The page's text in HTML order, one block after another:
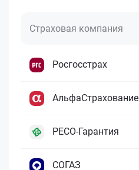
Страховая компания
Росгосстрах
АльфаСтрахование
РЕСО-Гарантия
СОГАЗ